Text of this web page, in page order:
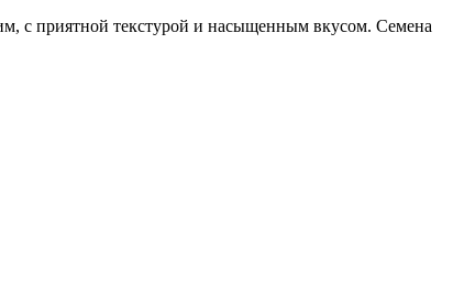
с приятной текстурой и насыщенным вкусом. Семена